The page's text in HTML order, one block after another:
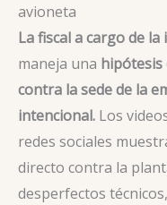
avioneta
La fiscal a cargo de
maneja una hipótesis
contra la sede de la
intencional. Los
redes sociales
directo contra la
desperfectos